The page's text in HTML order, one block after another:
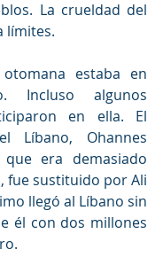
La crueldad del
límites.
estaba en
Incluso algunos
en ella. El
Líbano, Ohannes
que era demasiado
fue sustituido por Ali
llegó al Líbano sin
él con dos millones